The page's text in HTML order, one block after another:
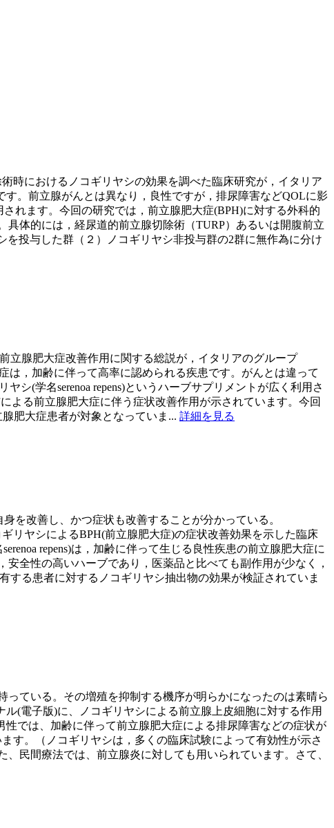
時におけるノコギリヤシの効果を調べた臨床研究が，イタリア
す。前立腺がんとは異なり，良性ですが，排尿障害などQOLに影
れます。今回の研究では，前立腺肥大症(BPH)に対する外科的
体的には，経尿道的前立腺切除術（TURP）あるいは開腹前立
を投与した群（２）ノコギリヤシ非投与群の2群に無作為に分け
立腺肥大症改善作用に関する総説が，イタリアのグループ
は，加齢に伴って高率に認められる疾患です。がんとは違って
シ(学名serenoa repens)というハーブサプリメントが広く利用さ
よる前立腺肥大症に伴う症状改善作用が示されています。今回
肥大症患者が対象となっていま... 詳細を見る
を改善し、かつ症状も改善することが分かっている。
リヤシによるBPH(前立腺肥大症)の症状改善効果を示した臨床
repens)は，加齢に伴って生じる良性疾患の前立腺肥大症に
全性の高いハーブであり，医薬品と比べても副作用が少なく，
る患者に対するノコギリヤシ抽出物の効果が検証されていま
ている。その増殖を抑制する機序が明らかになったのは素晴ら
(電子版)に、ノコギリヤシによる前立腺上皮細胞に対する作用
性では、加齢に伴って前立腺肥大症による排尿障害などの症状が
す。（ノコギリヤシは，多くの臨床試験によって有効性が示さ
民間療法では、前立腺炎に対しても用いられています。さて、